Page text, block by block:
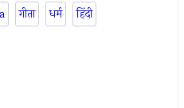
गीता धर्म हिंदी